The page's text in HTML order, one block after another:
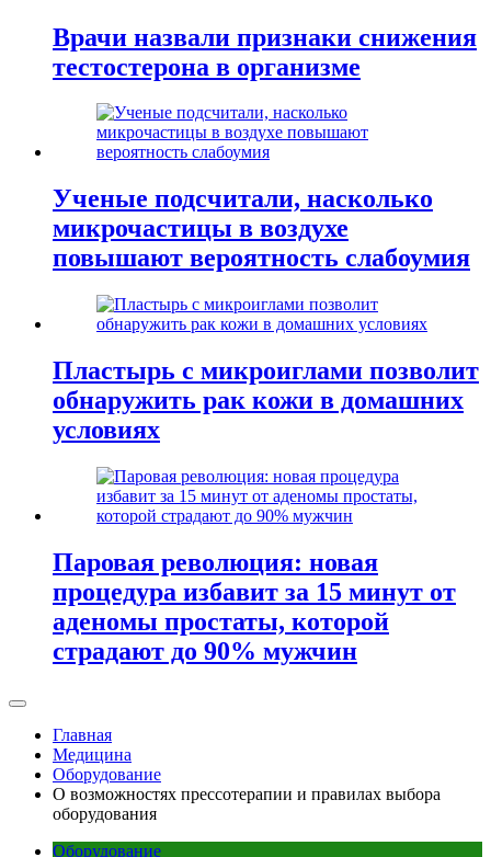
Врачи назвали признаки снижения
тестостерона в организме
Ученые подсчитали, насколько
микрочастицы в воздухе
повышают вероятность слабоумия
Пластырь с микроиглами позволит
обнаружить рак кожи в домашних
условиях
Паровая революция: новая
процедура избавит за 15 минут от
аденомы простаты, которой
страдают до 90% мужчин
Главная
Медицина
Оборудование
О возможностях прессотерапии и правилах выбора
оборудования
Оборудование